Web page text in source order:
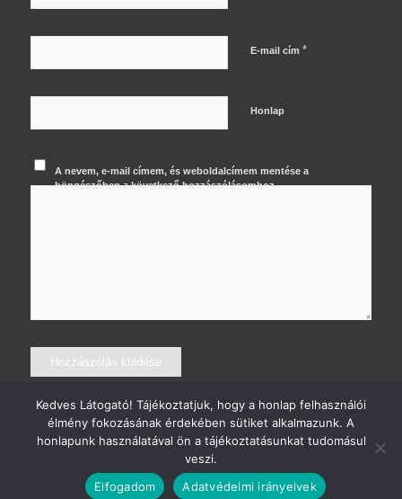
E-mail cím *
Honlap
A nevem, e-mail címem, és weboldalcímem mentése a
böngészőben a következő hozzászólásomhoz.
© 2026 Major Krisztián Fotográfus
Adatvédelem Általános szerződési feltételek
Kedves Látogató! Tájékoztatjuk, hogy a honlap felhasználói
élmény fokozásának érdekében sütiket alkalmazunk. A
honlapunk használatával ön a tájékoztatásunkat tudomásul
veszi.
Elfogadom
Adatvédelmi irányelvek